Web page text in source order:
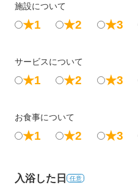
施設について
★1 ★2 ★3
サービスについて
★1 ★2 ★3
お食事について
★1 ★2 ★3
入浴した日 任意